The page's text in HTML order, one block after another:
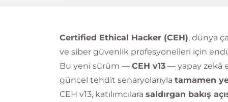
Certified Ethical Hacker (CEH), dünya
ve siber güvenlik profesyonelleri için
Bu yeni sürüm — CEH v13 — yapay zekâ
güncel tehdit senaryolarıyla tamamen
CEH v13, katılımcılara saldırgan bakış